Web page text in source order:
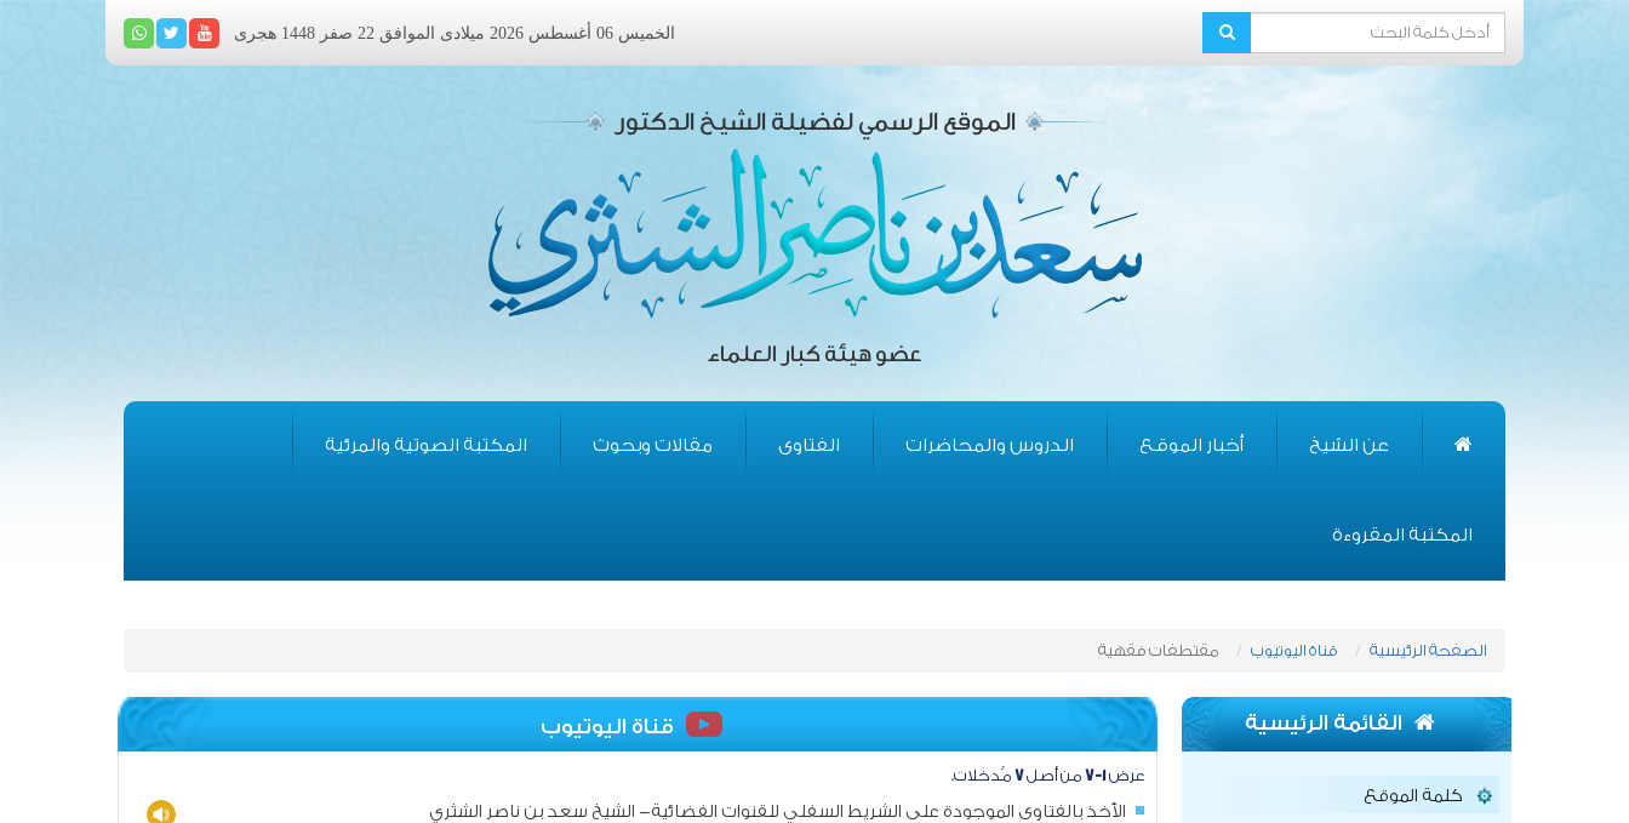
الخميس 06 أغسطس 2026 ميلادى الموافق 22 صفر 1448 هجرى
الموقع الرسمي لفضيلة الشيخ الدكتور
عضو هيئة كبار العلماء
عن الشيخ أخبار الموقع الدروس والمحاضرات الفتاوى مقالات وبحوث المكتبة الصوتية والمرئية
المكتبة المقروءة
الصفحة الرئيسية قناة اليوتيوب مقتطفات فقهية
القائمة الرئيسية
كلمة الموقع
قناة اليوتيوب
عرض ١-٧ من أصل٧ مُدخلات.
الأخذ بالفتاوى الموجودة على الشريط السفلي للقنوات الفضائية- الشيخ سعد بن ناصر الشثري